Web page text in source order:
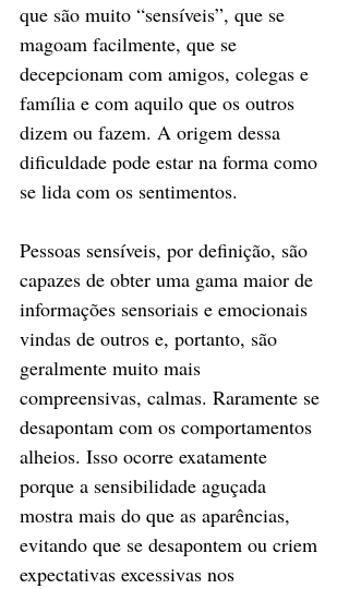
que são muito “sensíveis”, que se
magoam facilmente, que se
decepcionam com amigos, colegas e
família e com aquilo que os outros
dizem ou fazem. A origem dessa
dificuldade pode estar na forma como
se lida com os sentimentos.
Pessoas sensíveis, por definição, são
capazes de obter uma gama maior de
informações sensoriais e emocionais
vindas de outros e, portanto, são
geralmente muito mais
compreensivas, calmas. Raramente se
desapontam com os comportamentos
alheios. Isso ocorre exatamente
porque a sensibilidade aguçada
mostra mais do que as aparências,
evitando que se desapontem ou criem
expectativas excessivas nos